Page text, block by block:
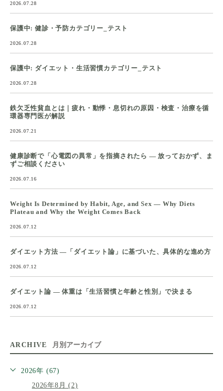
2026.07.28
保護中: 健診・予防カテゴリー_テスト
2026.07.28
保護中: ダイエット・生活習慣カテゴリー_テスト
2026.07.28
鉄欠乏性貧血とは｜疲れ・動悸・息切れの原因・検査・治療を循
環器専門医が解説
2026.07.21
健康診断で「心電図の異常」を指摘されたら ― 放っておかず、ま
ずご相談ください
2026.07.16
Weight Is Determined by Habit, Age, and Sex — Why Diets
Plateau and Why the Weight Comes Back
2026.07.12
ダイエット方法 ―「ダイエット論」に基づいた、具体的な進め方
2026.07.12
ダイエット論 ― 体重は「生活習慣と年齢と性別」で決まる
2026.07.12
ARCHIVE 月別アーカイブ
2026年 (67)
2026年8月 (2)